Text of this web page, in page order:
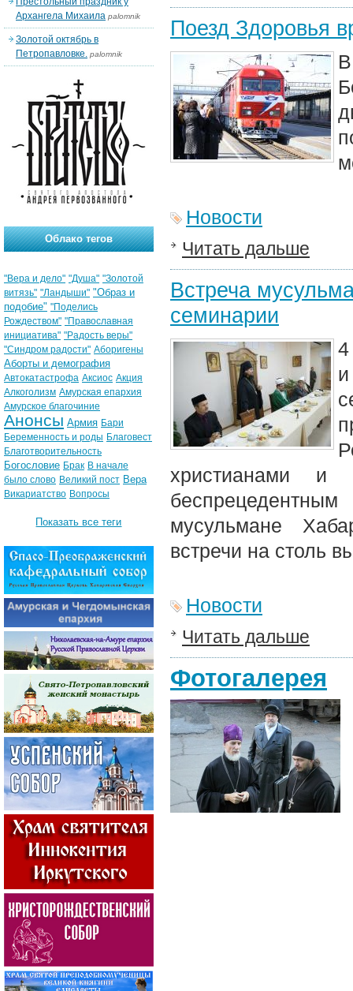
Поезд Здоровья
Новости
Читать дальше
Встреча
семинарии
христианами и
мусульмане
встречи на столь
Новости
Читать дальше
Фотогалерея
Архангела Михаила palomnik
Золотой октябрь в
Петропавловке. palomnik
Облако тегов
"Вера и дело" "Душа" "Золотой
витязь" "Ландыши" "Образ и
подобие" "Поделись
Рождеством" "Православная
инициатива" "Радость веры"
"Синдром радости" Аборигены
Аборты и демография
Автокатастрофа Аксиос Акция
Алкоголизм Амурская епархия
Амурское благочиние
Анонсы Армия Бари
Беременность и роды Благовест
Благотворительность
Богословие Брак В начале
было слово Великий пост Вера
Викариатство Вопросы
Показать все теги